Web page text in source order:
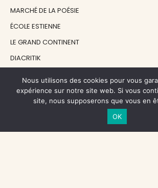
MARCHÉ DE LA POÉSIE
ÉCOLE ESTIENNE
LE GRAND CONTINENT
DIACRITIK
NOS SOUTIENS
CENTRE NATIONAL DU LIVRE
Nous utilisons des cookies pour vous
expérience sur notre site web. Si vous
site, nous supposerons que vous en
OK